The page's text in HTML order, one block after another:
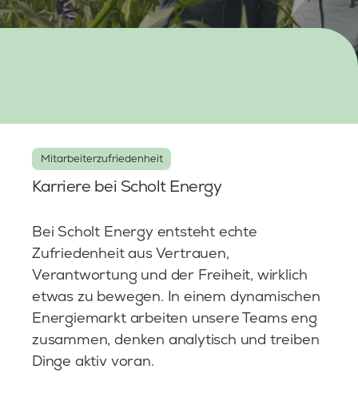
Mitarbeiterzufriedenheit
Karriere bei Scholt Energy
Bei Scholt Energy entsteht echte
Zufriedenheit aus Vertrauen,
Verantwortung und der Freiheit, wirklich
etwas zu bewegen. In einem dynamischen
Energiemarkt arbeiten unsere Teams eng
zusammen, denken analytisch und treiben
Dinge aktiv voran.